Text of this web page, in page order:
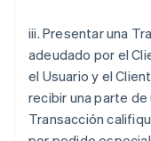
iii. Presentar una
adeudado por el
el Usuario y el
recibir una parte
Transacción